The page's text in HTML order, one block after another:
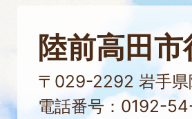
陸前高田市
〒029-2292 岩手県
電話番号：0192-